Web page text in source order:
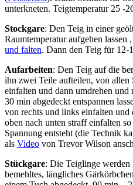
unterkneten. Teigtemperatur 25 -
Stockgare: Den Teig in einer
Raumtemperatur aufgehen lassen
und falten. Dann den Teig für 12-
Aufarbeiten: Den Teig auf die
ihn zwei Teile aufteilen, von
einfalten und dann umdrehen und
30 min abgedeckt entspannen
von rechts und links einfalten
oben nach unten straff einfalten
Spannung entsteht (die Technik
als Video von Trevor Wilson
Stückgare: Die Teiglinge werden
bemehltes, längliches